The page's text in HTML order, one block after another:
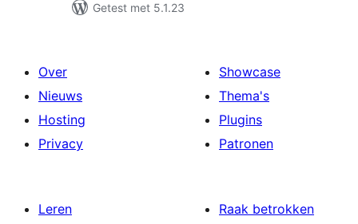
Getest met 5.1.23
Over
Nieuws
Hosting
Privacy
Showcase
Thema's
Plugins
Patronen
Leren
Raak betrokken